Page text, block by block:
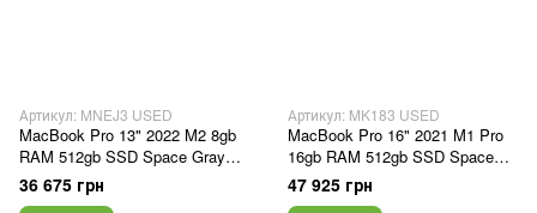
Артикул: MNEJ3 USED
MacBook Pro 13" 2022 M2 8gb
RAM 512gb SSD Space Gray
USED
36 675 грн
Артикул: MK183 USED
MacBook Pro 16" 2021 M1 Pro
16gb RAM 512gb SSD Space
Gray USED
47 925 грн